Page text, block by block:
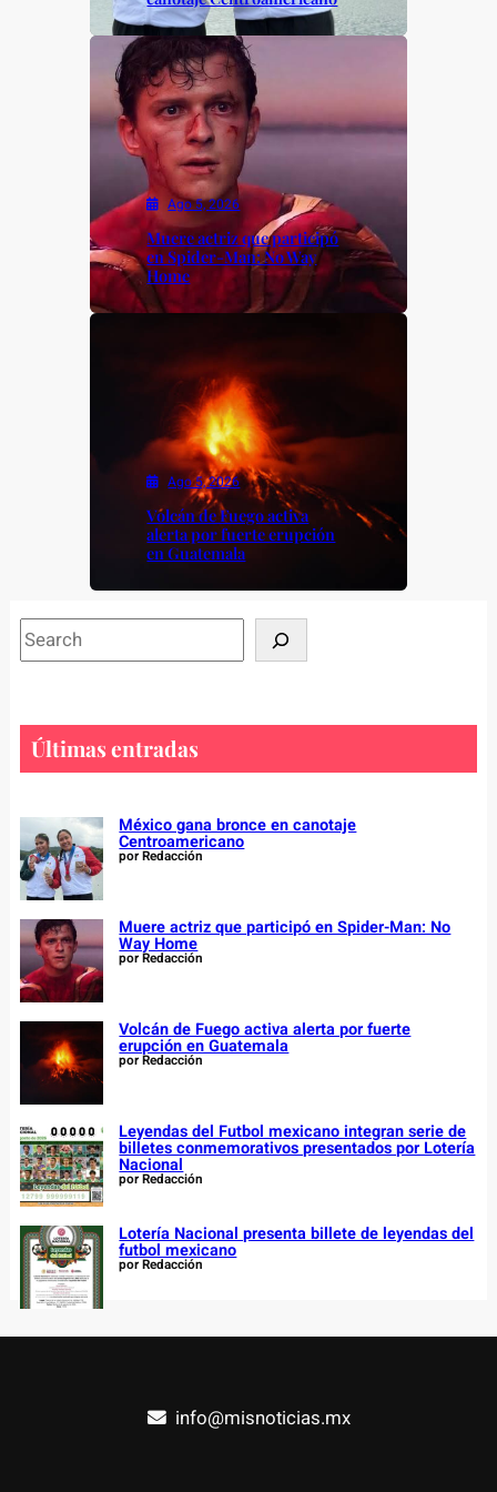
Ago 5, 2026
Muere actriz que participó
en Spider-Man: No Way
Home
Ago 5, 2026
Volcán de Fuego activa
alerta por fuerte erupción
en Guatemala
S
e
r
h
Últimas entradas
México gana bronce en canotaje
Centroamericano
por Redacción
Muere actriz que participó en Spider-Man: No
Way Home
por Redacción
Volcán de Fuego activa alerta por fuerte
erupción en Guatemala
por Redacción
Leyendas del Futbol mexicano integran serie de
billetes conmemorativos presentados por Lotería
Nacional
por Redacción
Lotería Nacional presenta billete de leyendas del
futbol mexicano
por Redacción
info@misnoticias.mx